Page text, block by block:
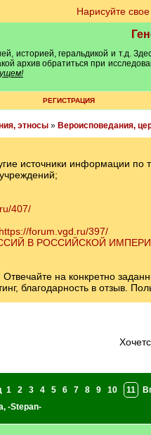
Нарисуйте
историей, геральдикой и т.д.
архив обратиться при
РЕГИСТРАЦИЯ
этносы» Вероисповедания,
источники информации по
407/
https://forum.vgd.ru/397/
В РОССИЙСКОЙ
на конкретно
благодарность в отзыв.
1 2 3 4 5 6 7 8 9 10 11
, -Stepan-